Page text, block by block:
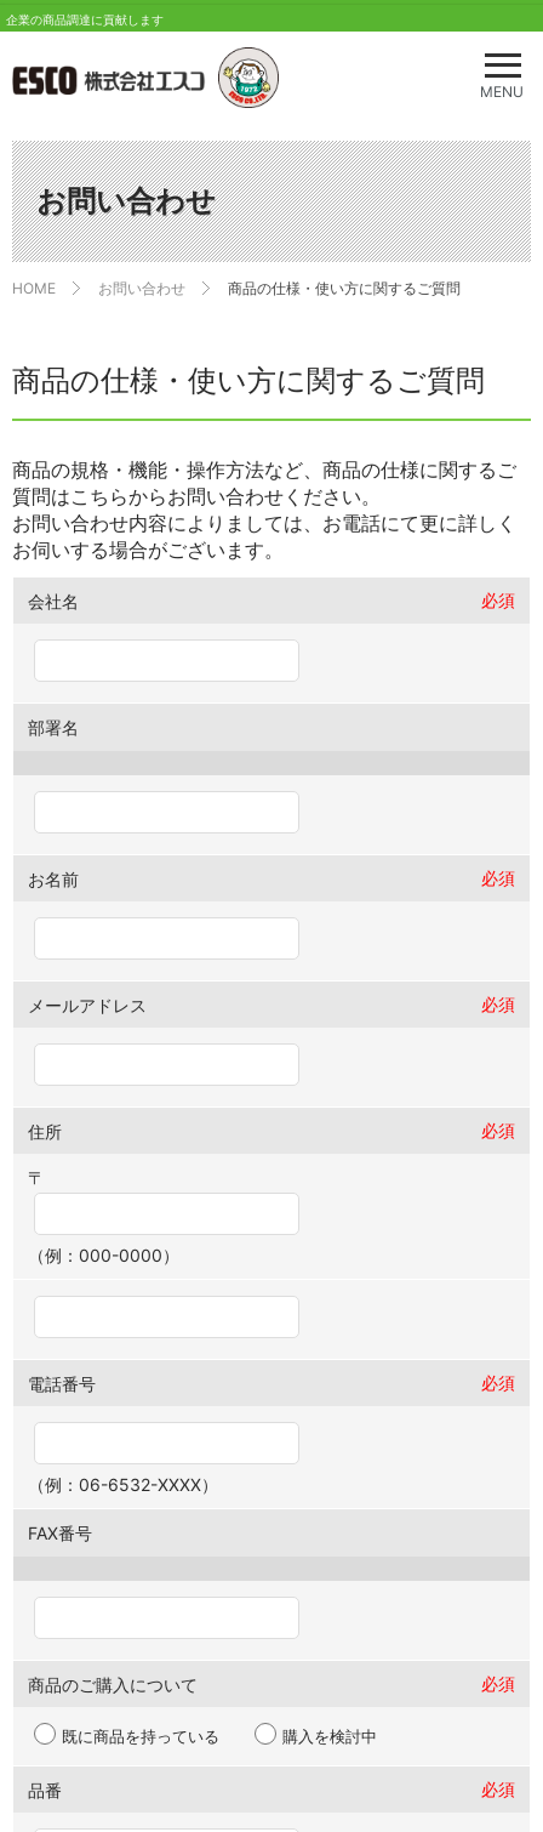
メ
ニ
を
開
く
MENU
企業の商品調達に貢献します
お問い合わせ
HOME お問い合わせ 商品の仕様・使い方に関するご質問
商品の仕様・使い方に関するご質問
商品の規格・機能・操作方法など、商品の仕様に関するご
質問はこちらからお問い合わせください。
お問い合わせ内容によりましては、お電話にて更に詳しく
お伺いする場合がございます。
会社名 必須
部署名
お名前 必須
メールアドレス 必須
住所 必須
〒
（例：000-0000）
電話番号 必須
（例：06-6532-XXXX）
FAX番号
商品のご購入について 必須
既に商品を持っている 購入を検討中
品番 必須